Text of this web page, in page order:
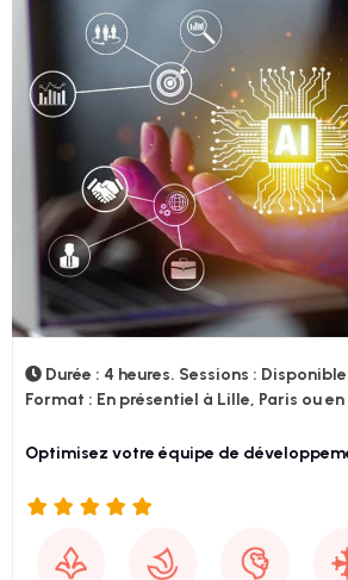
Durée : 4 heures. Sessions :
Format : En présentiel à Lille, Paris ou
Optimisez votre équipe de